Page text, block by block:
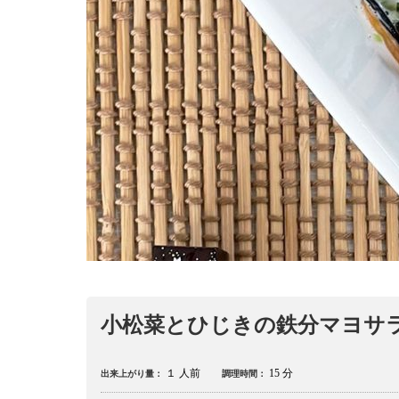
小松菜とひじきの鉄分マヨサ
出来上がり量： １ 人前 調理時間： 15 分